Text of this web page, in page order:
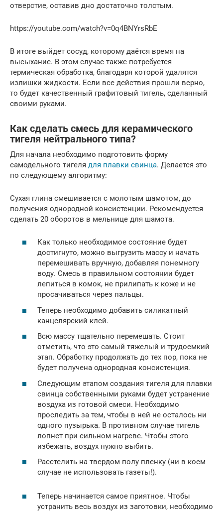
отверстие, оставив дно достаточно толстым.
https://youtube.com/watch?v=0q4BNYrsRbE
В итоге выйдет сосуд, которому даётся время на
высыхание. В этом случае также потребуется
термическая обработка, благодаря которой удалятся
излишки жидкости. Если все действия прошли верно,
то будет качественный графитовый тигель, сделанный
своими руками.
Как сделать смесь для керамического
тигеля нейтрального типа?
Для начала необходимо подготовить форму
самодельного тигеля для плавки свинца. Делается это
по следующему алгоритму:
Сухая глина смешивается с молотым шамотом, до
получения однородной консистенции. Рекомендуется
сделать 20 оборотов в мельнице для шамота.
Как только необходимое состояние будет
достигнуто, можно выгрузить массу и начать
перемешивать вручную, добавляя понемногу
воду. Смесь в правильном состоянии будет
лепиться в комок, не прилипать к коже и не
просачиваться через пальцы.
Теперь необходимо добавить силикатный
канцелярский клей.
Всю массу тщательно перемешать. Стоит
отметить, что это самый тяжелый и трудоемкий
этап. Обработку продолжать до тех пор, пока не
будет получена однородная консистенция.
Следующим этапом создания тигеля для плавки
свинца собственными руками будет устранение
воздуха из готовой смеси. Необходимо
проследить за тем, чтобы в ней не осталось ни
одного пузырька. В противном случае тигель
лопнет при сильном нагреве. Чтобы этого
избежать, воздух нужно выбить.
Расстелить на твердом полу пленку (ни в коем
случае не использовать газеты!).
Теперь начинается самое приятное. Чтобы
устранить весь воздух из заготовки, необходимо